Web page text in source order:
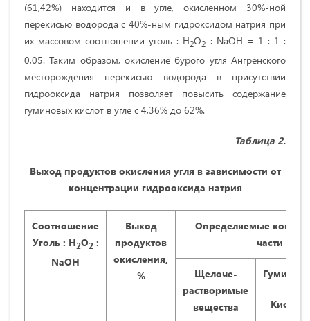
(61,42%) находится и в угле, окисленном 30%-ной
перекисью водорода с 40%-ным гидроксидом натрия при
их массовом соотношении уголь : H2О2 : NaOН = 1 : 1 :
0,05. Таким образом, окисление бурого угля Ангренского
месторождения перекисью водорода в присутствии
гидрооксида натрия позволяет повысить содержание
гуминовых кислот в угле с 4,36% до 62%.
Таблица 2.
Выход продуктов окисления угля в зависимости от
концентрации гидрооксида натрия
Соотношение
Уголь : Н2О2:
NaOH
Выход
продуктов
окисления,
%
Определяемые
части
Щелоче-
растворимые
вещества